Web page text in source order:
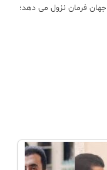
جهان فرمان نزول می دهد؛